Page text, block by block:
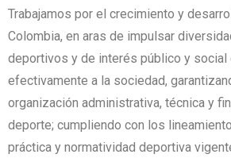
Trabajamos por el crecimiento y
Colombia, en aras de impulsar
deportivos y de interés público y social
efectivamente a la sociedad,
organización administrativa, técnica y
deporte; cumpliendo con los
práctica y normatividad deportiva